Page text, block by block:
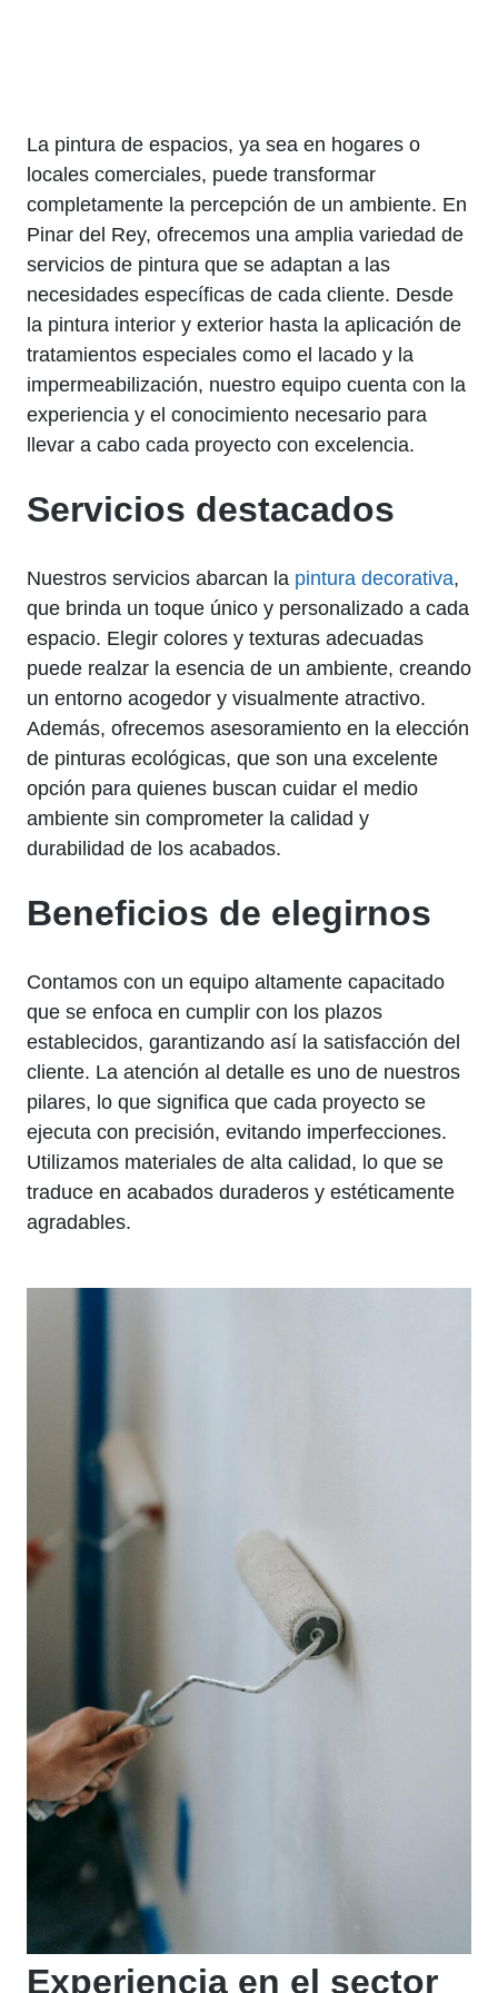
La pintura de espacios, ya sea en hogares o
locales comerciales, puede transformar
completamente la percepción de un ambiente. En
Pinar del Rey, ofrecemos una amplia variedad de
servicios de pintura que se adaptan a las
necesidades específicas de cada cliente. Desde
la pintura interior y exterior hasta la aplicación de
tratamientos especiales como el lacado y la
impermeabilización, nuestro equipo cuenta con la
experiencia y el conocimiento necesario para
llevar a cabo cada proyecto con excelencia.
Servicios destacados
Nuestros servicios abarcan la pintura decorativa,
que brinda un toque único y personalizado a cada
espacio. Elegir colores y texturas adecuadas
puede realzar la esencia de un ambiente, creando
un entorno acogedor y visualmente atractivo.
Además, ofrecemos asesoramiento en la elección
de pinturas ecológicas, que son una excelente
opción para quienes buscan cuidar el medio
ambiente sin comprometer la calidad y
durabilidad de los acabados.
Beneficios de elegirnos
Contamos con un equipo altamente capacitado
que se enfoca en cumplir con los plazos
establecidos, garantizando así la satisfacción del
cliente. La atención al detalle es uno de nuestros
pilares, lo que significa que cada proyecto se
ejecuta con precisión, evitando imperfecciones.
Utilizamos materiales de alta calidad, lo que se
traduce en acabados duraderos y estéticamente
agradables.
Experiencia en el sector